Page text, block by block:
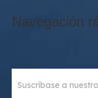
Navegación